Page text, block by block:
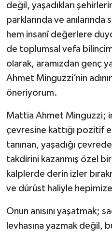
değil, yaşadıkları
parklarında ve anılarında
hem insanî değerlere
de toplumsal vefa
olarak, aramızdan genç
Ahmet Minguzzi’nin
öneriyorum.
Mattia Ahmet Minguzzi;
çevresine kattığı pozitif
tanınan, yaşadığı
takdirini kazanmış özel
kalplerde derin izler
ve dürüst haliyle
Onun anısını yaşatmak;
levhasına yazmak değil,